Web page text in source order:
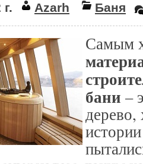
Azarh Баня
Самым
бани –
дерево,